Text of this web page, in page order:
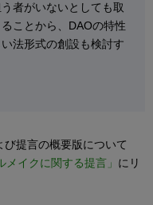
者がいないとしても取
ことから、DAOの特性
法形式の創設も検討す
提言の概要版について
イクに関する提言」 にリ